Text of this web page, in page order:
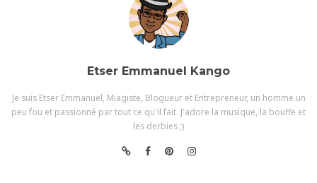
Etser Emmanuel Kango
Je suis Etser Emmanuel, Miagiste, Blogueur et Entrepreneur, un homme un
peu fou et passionné par tout ce qu'il fait. J'adore la musique, la bouffe et
les derbies ;)